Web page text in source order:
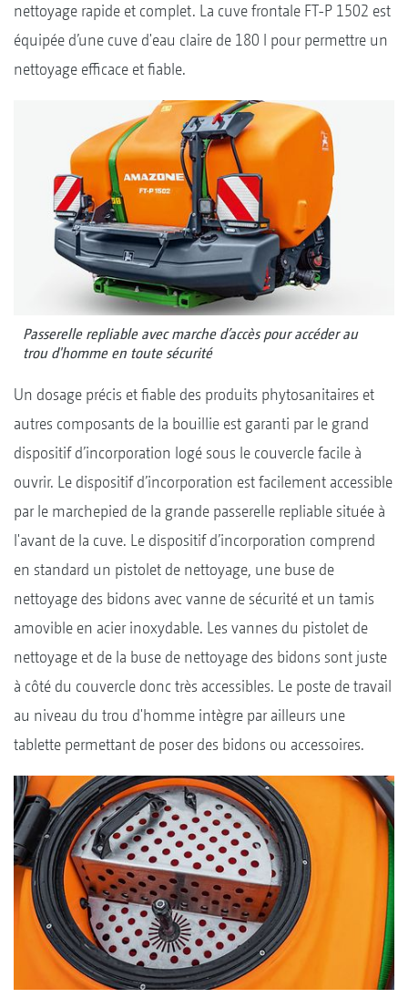
nettoyage rapide et complet. La cuve frontale FT-P 1502 est
équipée d’une cuve d'eau claire de 180 l pour permettre un
nettoyage efficace et fiable.
Passerelle repliable avec marche d’accès pour accéder au
trou d'homme en toute sécurité
Un dosage précis et fiable des produits phytosanitaires et
autres composants de la bouillie est garanti par le grand
dispositif d’incorporation logé sous le couvercle facile à
ouvrir. Le dispositif d’incorporation est facilement accessible
par le marchepied de la grande passerelle repliable située à
l'avant de la cuve. Le dispositif d’incorporation comprend
en standard un pistolet de nettoyage, une buse de
nettoyage des bidons avec vanne de sécurité et un tamis
amovible en acier inoxydable. Les vannes du pistolet de
nettoyage et de la buse de nettoyage des bidons sont juste
à côté du couvercle donc très accessibles. Le poste de travail
au niveau du trou d'homme intègre par ailleurs une
tablette permettant de poser des bidons ou accessoires.